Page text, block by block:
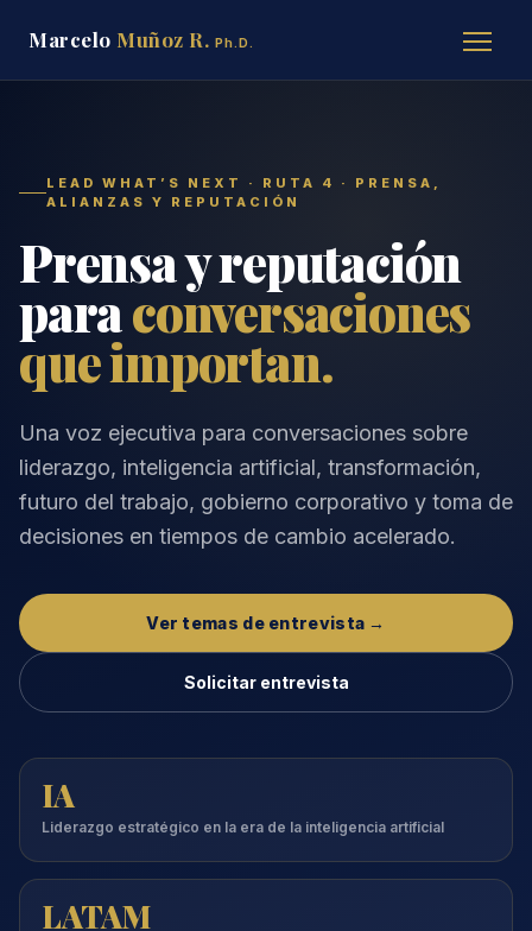
Marcelo Muñoz R. Ph.D.
LEAD WHAT’S NEXT · RUTA 4 · PRENSA,
ALIANZAS Y REPUTACIÓN
Prensa y reputación
paraconversaciones
que importan.
Una voz ejecutiva para conversaciones sobre
liderazgo, inteligencia artificial, transformación,
futuro del trabajo, gobierno corporativo y toma de
decisiones en tiempos de cambio acelerado.
Ver temas de entrevista →
Solicitar entrevista
IA
Liderazgo estratégico en la era de la inteligencia artificial
LATAM